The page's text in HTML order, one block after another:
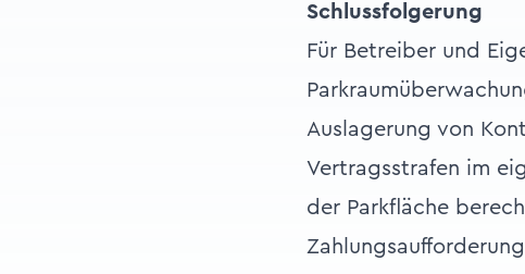
Schlussfolgerung
Für Betreiber und
Auslagerung von
Vertragsstrafen im
der Parkfläche